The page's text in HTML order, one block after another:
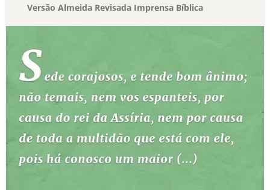
Versão Almeida Revisada Imprensa Bíblica